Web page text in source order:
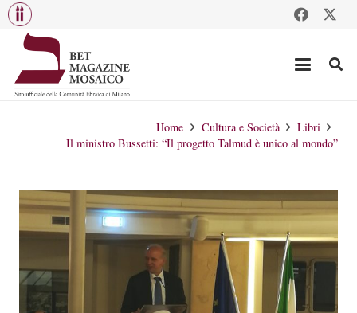
Home Cultura e Società
Libri
Il ministro Bussetti: “Il progetto Talmud è unico al mondo”